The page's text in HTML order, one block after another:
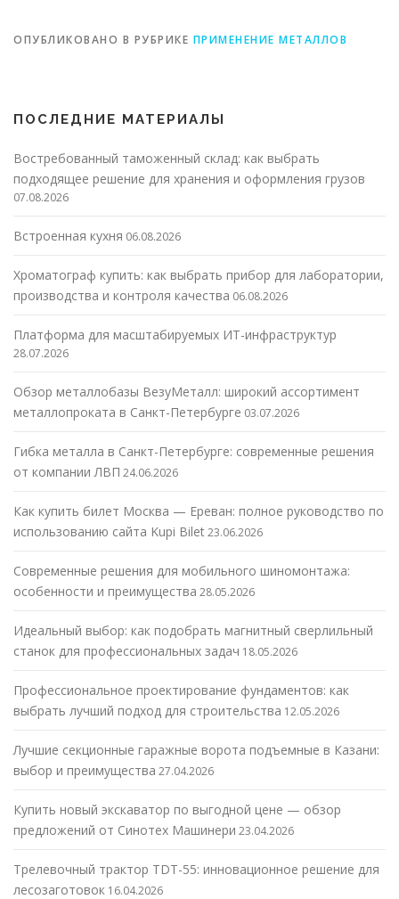
ОПУБЛИКОВАНО В РУБРИКЕ ПРИМЕНЕНИЕ МЕТАЛЛОВ
ПОСЛЕДНИЕ МАТЕРИАЛЫ
Востребованный таможенный склад: как выбрать
подходящее решение для хранения и оформления грузов
07.08.2026
Встроенная кухня 06.08.2026
Хроматограф купить: как выбрать прибор для лаборатории,
производства и контроля качества 06.08.2026
Платформа для масштабируемых ИТ-инфраструктур
28.07.2026
Обзор металлобазы ВезуМеталл: широкий ассортимент
металлопроката в Санкт-Петербурге 03.07.2026
Гибка металла в Санкт-Петербурге: современные решения
от компании ЛВП 24.06.2026
Как купить билет Москва — Ереван: полное руководство по
использованию сайта Kupi Bilet23.06.2026
Современные решения для мобильного шиномонтажа:
особенности и преимущества 28.05.2026
Идеальный выбор: как подобрать магнитный сверлильный
станок для профессиональных задач 18.05.2026
Профессиональное проектирование фундаментов: как
выбрать лучший подход для строительства 12.05.2026
Лучшие секционные гаражные ворота подъемные в Казани:
выбор и преимущества 27.04.2026
Купить новый экскаватор по выгодной цене — обзор
предложений от Синотех Машинери 23.04.2026
Трелевочный трактор TDT-55: инновационное решение для
лесозаготовок 16.04.2026